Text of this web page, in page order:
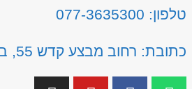
טלפון: 077-3635300
כתובת: רחוב מבצע קדש 55, בני ברק